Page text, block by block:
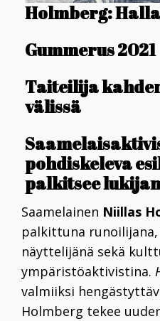
Holmberg:
Gummerus 2021
Taiteilija
välissä
pohdiskeleva
palkitsee
Saamelainen Niillas
palkittuna
näyttelijänä sekä
ympäristöaktivistina.
valmiiksi
Holmberg tekee